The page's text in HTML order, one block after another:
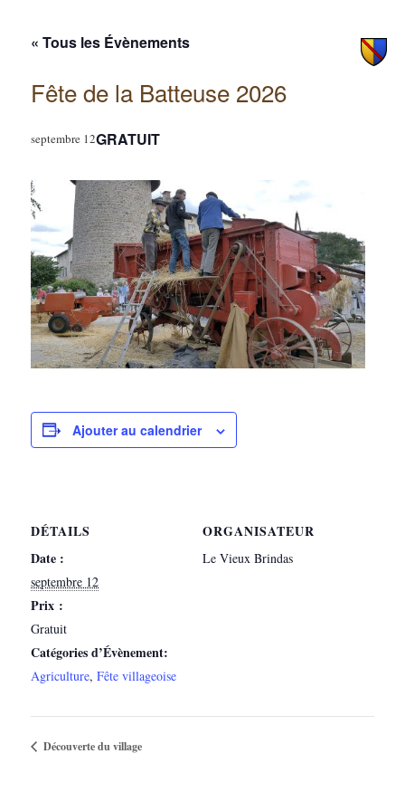
« Tous les Évènements
Fête de la Batteuse 2026
septembre 12GRATUIT
Ajouter au calendrier
DÉTAILS
Date :
septembre 12
Prix :
Gratuit
Catégories d’Évènement:
Agriculture,Fête villageoise
ORGANISATEUR
Le Vieux Brindas
Découverte du village